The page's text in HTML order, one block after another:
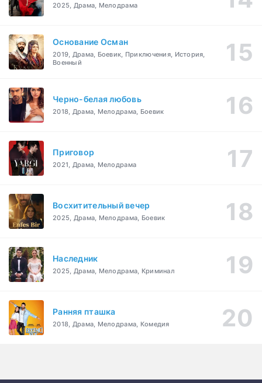
2025, Драма, Мелодрама
Основание Осман
2019, Драма, Боевик, Приключения, История,
Военный
Черно-белая любовь
2018, Драма, Мелодрама, Боевик
Приговор
2021, Драма, Мелодрама
Восхитительный вечер
2025, Драма, Мелодрама, Боевик
Наследник
2025, Драма, Мелодрама, Криминал
Ранняя пташка
2018, Драма, Мелодрама, Комедия